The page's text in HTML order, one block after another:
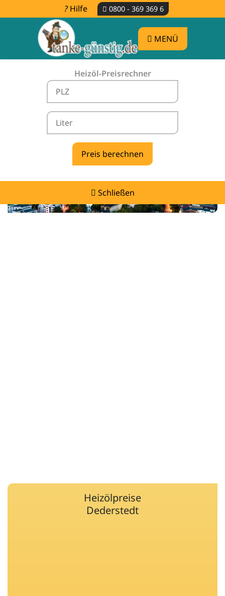
Hilfe 0800 - 369 369 6
MENÜ
Heizöl-Preisrechner
Schließen
Heizölpreise Dederstedt -
vergleichen & günstig tanken
Heizölpreise
Dederstedt